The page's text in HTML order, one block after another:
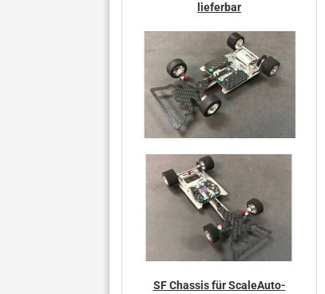
lieferbar
SF Chassis für ScaleAuto-